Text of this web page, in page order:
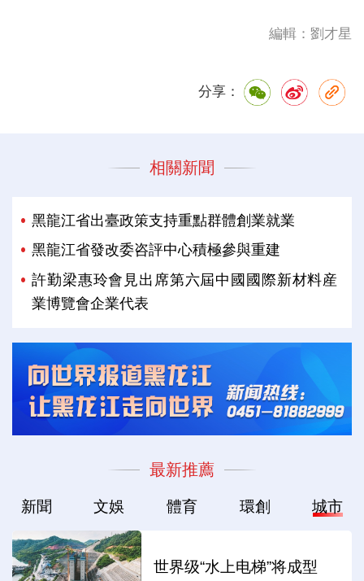
編輯：劉才星
分享：
相關新聞
黑龍江省出臺政策支持重點群體創業就業
黑龍江省發改委咨評中心積極參與重建
許勤梁惠玲會見出席第六屆中國國際新材料産
業博覽會企業代表
最新推薦
新聞 文娛 體育 環創 城市
世界级“水上电梯”将成型